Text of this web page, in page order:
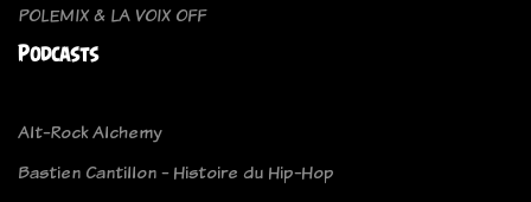
POLEMIX & LA VOIX OFF
Podcasts
Alt-Rock Alchemy
Bastien Cantillon - Histoire du Hip-Hop